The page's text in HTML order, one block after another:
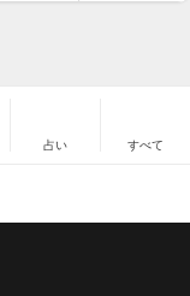
占い すべて